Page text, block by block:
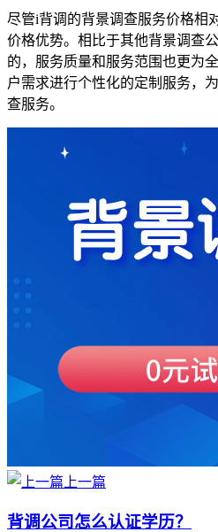
尽管i背调的背景调查服务价格相
价格优势。相比于其他背景调查
的，服务质量和服务范围也更为
户需求进行个性化的定制服务，
查服务。
上一篇
背调公司怎么认证学历？